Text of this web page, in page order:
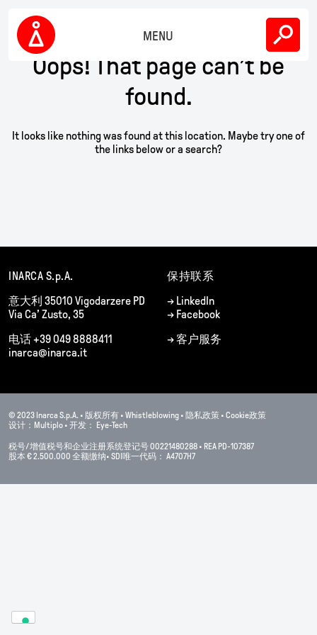
content
Inarca
MENU
可持续性
Oops! That page can’t be
found.
It looks like nothing was found at this location. Maybe try one of
the links below or a search?
INARCA S.p.A.
意大利 35010 Vigodarzere PD
Via Ca’ Zusto, 35
电话+39 049 8888411
inarca@inarca.it
保持联系
→ LinkedIn
→ Facebook
→客户服务
© 2023 Inarca S.p.A. • 版权所有 • Whistleblowing • 隐私政策 • Cookie政策
设计： Multiplo • 开发： Eye-Tech
税号/增值税号和企业注册系统登记号00221480288 • REA PD-107387
股本 € 2.500.000 全额缴纳• SDI 唯一代码： A4707H7